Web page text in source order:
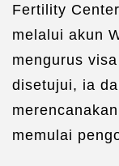
Fertility
melalui akun
mengurus
disetujui, ia
memulai